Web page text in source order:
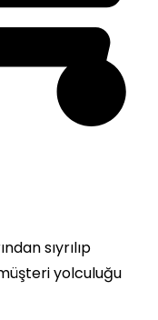
sıyrılıp
yolculuğu